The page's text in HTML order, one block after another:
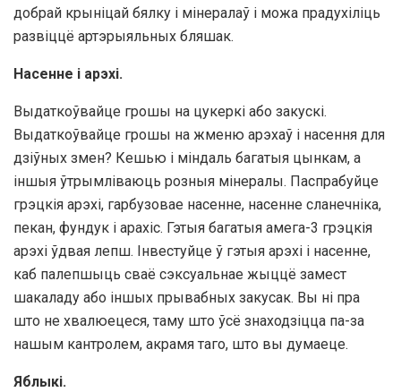
добрай крыніцай бялку і мінералаў і можа прадухіліць
развіццё артэрыяльных бляшак.
Насенне і арэхі.
Выдаткоўвайце грошы на цукеркі або закускі.
Выдаткоўвайце грошы на жменю арэхаў і насення для
дзіўных змен? Кешью і міндаль багатыя цынкам, а
іншыя ўтрымліваюць розныя мінералы. Паспрабуйце
грэцкія арэхі, гарбузовае насенне, насенне сланечніка,
пекан, фундук і арахіс. Гэтыя багатыя амега-3 грэцкія
арэхі ўдвая лепш. Інвестуйце ў гэтыя арэхі і насенне,
каб палепшыць сваё сэксуальнае жыццё замест
шакаладу або іншых прывабных закусак. Вы ні пра
што не хвалюецеся, таму што ўсё знаходзіцца па-за
нашым кантролем, акрамя таго, што вы думаеце.
Яблыкі.